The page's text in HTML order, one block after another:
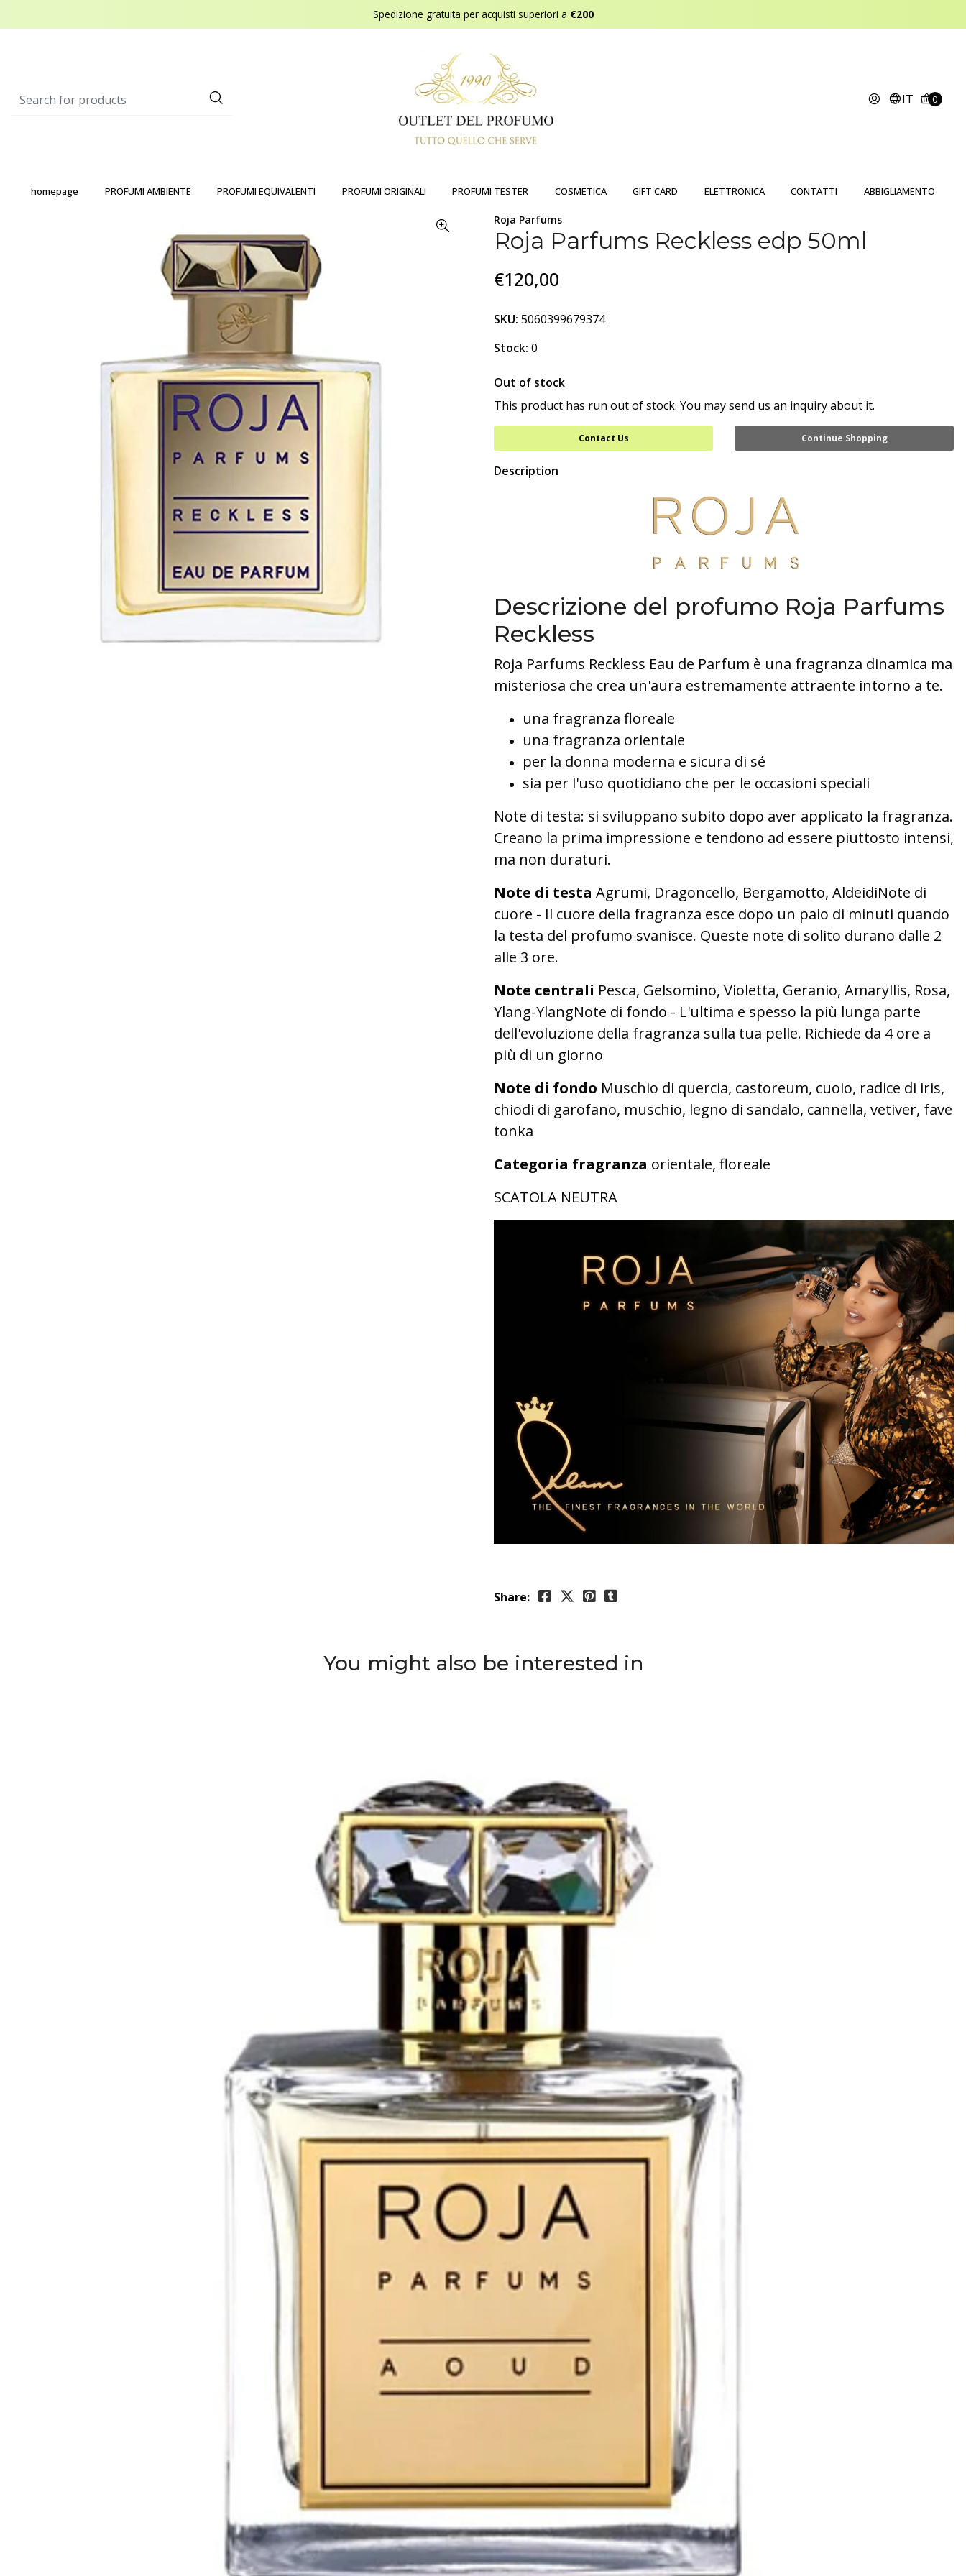
Spedizione gratuita per acquisti superiori a €200
IT 0
homepage PROFUMI AMBIENTE PROFUMI EQUIVALENTI PROFUMI ORIGINALI PROFUMI TESTER COSMETICA GIFT CARD ELETTRONICA CONTATTI ABBIGLIAMENTO
Roja Parfums
Roja Parfums Reckless edp 50ml
€120,00
SKU: 5060399679374
Stock: 0
Out of stock
This product has run out of stock. You may send us an inquiry about it.
Contact Us Continue Shopping
Description
Descrizione del profumo Roja Parfums
Reckless
Roja Parfums Reckless Eau de Parfum è una fragranza dinamica ma
misteriosa che crea un'aura estremamente attraente intorno a te.
una fragranza floreale
una fragranza orientale
per la donna moderna e sicura di sé
sia per l'uso quotidiano che per le occasioni speciali
Note di testa: si sviluppano subito dopo aver applicato la fragranza.
Creano la prima impressione e tendono ad essere piuttosto intensi,
ma non duraturi.
Note di testa Agrumi, Dragoncello, Bergamotto, AldeidiNote di
cuore - Il cuore della fragranza esce dopo un paio di minuti quando
la testa del profumo svanisce. Queste note di solito durano dalle 2
alle 3 ore.
Note centrali Pesca, Gelsomino, Violetta, Geranio, Amaryllis, Rosa,
Ylang-YlangNote di fondo - L'ultima e spesso la più lunga parte
dell'evoluzione della fragranza sulla tua pelle. Richiede da 4 ore a
più di un giorno
Note di fondo Muschio di quercia, castoreum, cuoio, radice di iris,
chiodi di garofano, muschio, legno di sandalo, cannella, vetiver, fave
tonka
Categoria fragranza orientale, floreale
SCATOLA NEUTRA
Share:
You might also be interested in